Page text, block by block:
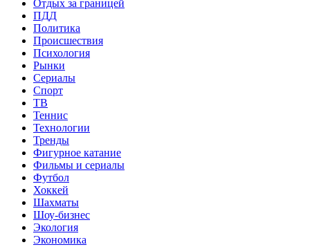
Отдых за границей
ПДД
Политика
Происшествия
Психология
Рынки
Сериалы
Спорт
ТВ
Теннис
Технологии
Тренды
Фигурное катание
Фильмы и сериалы
Футбол
Хоккей
Шахматы
Шоу-бизнес
Экология
Экономика